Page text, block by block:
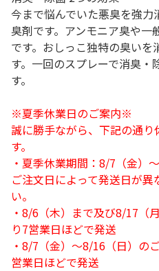
今まで悩んでいた悪臭を強
臭剤です。アンモニア臭や
です。おしっこ独特の臭いを
す。一回のスプレーで消臭・
す。
※夏季休業日のご案内※
誠に勝手ながら、下記の通
す。
・夏季休業期間：8/7（金）
ご注文日によって発送日が
い。
・8/6（木）まで及び8/17（
り7営業日ほどで発送
・8/7（金）～8/16（日）の
営業日ほどで発送